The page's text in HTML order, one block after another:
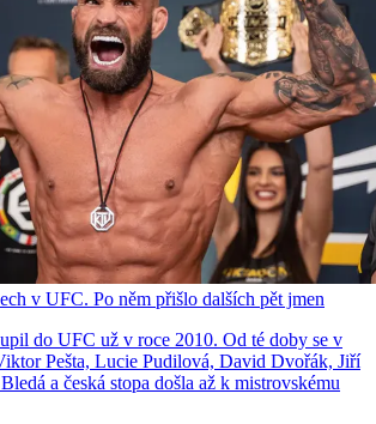
v UFC. Po něm přišlo dalších pět jmen
do UFC už v roce 2010. Od té doby se v
Pešta, Lucie Pudilová, David Dvořák, Jiří
a česká stopa došla až k mistrovskému